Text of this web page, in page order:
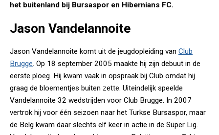
het buitenland bij Bursaspor en Hibernians FC.
Jason Vandelannoite
Jason Vandelannoite komt uit de jeugdopleiding van Club
Brugge. Op 18 september 2005 maakte hij zijn debuut in de
eerste ploeg. Hij kwam vaak in opspraak bij Club omdat hij
graag de bloementjes buiten zette. Uiteindelijk speelde
Vandelannoite 32 wedstrijden voor Club Brugge. In 2007
vertrok hij voor één seizoen naar het Turkse Bursaspor, maar
de Belg kwam daar slechts elf keer in actie in de Süper Lig.